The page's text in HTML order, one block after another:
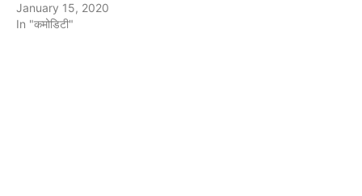
January 15, 2020
In "कमोडिटी"